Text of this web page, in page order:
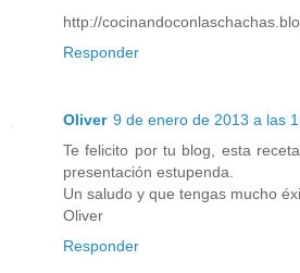
http://
Responder
Oliver 9 de enero de 2013 a las
Te felicito por tu blog, esta
presentación estupenda.
Un saludo y que tengas mucho
Oliver
Responder